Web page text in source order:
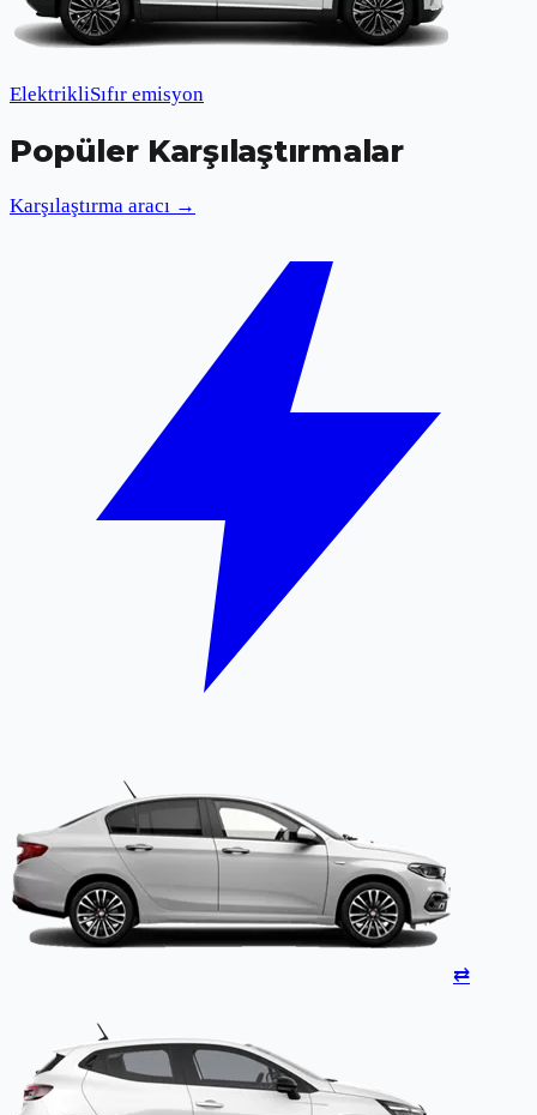
ElektrikliSıfır emisyon
Popüler Karşılaştırmalar
Karşılaştırma aracı →
⇄